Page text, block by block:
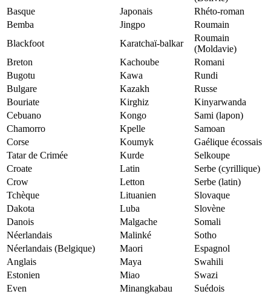
Basque
Japonais
Rhéto-roman
Bemba
Jingpo
Roumain
Blackfoot
Karatchaï-balkar
Roumain
(Moldavie)
Breton
Kachoube
Romani
Bugotu
Kawa
Rundi
Bulgare
Kazakh
Russe
Bouriate
Kirghiz
Kinyarwanda
Cebuano
Kongo
Sami (lapon)
Chamorro
Kpelle
Samoan
Corse
Koumyk
Gaélique écossais
Tatar de Crimée
Kurde
Selkoupe
Croate
Latin
Serbe (cyrillique)
Crow
Letton
Serbe (latin)
Tchèque
Lituanien
Slovaque
Dakota
Luba
Slovène
Danois
Malgache
Somali
Néerlandais
Malinké
Sotho
Néerlandais (Belgique)
Maori
Espagnol
Anglais
Maya
Swahili
Estonien
Miao
Swazi
Even
Minangkabau
Suédois